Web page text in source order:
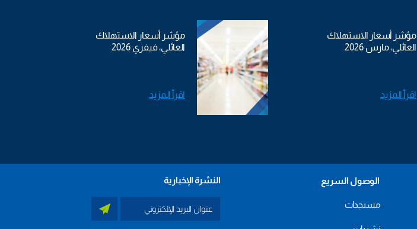
مؤشر أسعار الاستهلاك
العائلي، مارس 2026
اقرأ المزيد
مؤشر أسعار الاستهلاك
العائلي، فيفري 2026
اقرأ المزيد
الوصول السريع
مستجدات
النشرة الإخبارية